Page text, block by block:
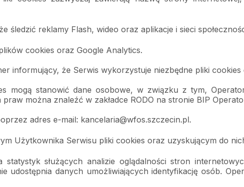
śledzić reklamy Flash, wideo oraz aplikacje i sieci
cookies oraz Google Analytics.
informujący, że Serwis wykorzystuje niezbędne pliki
mogą stanowić dane osobowe, w związku z tym,
można znaleźć w zakładce RODO na stronie BIP
adres e-mail: kancelaria@wfos.szczecin.pl.
Użytkownika Serwisu pliki cookies oraz uzyskującym do
służących analizie oglądalności stron
udostępnia danych umożliwiających identyfikację osób.